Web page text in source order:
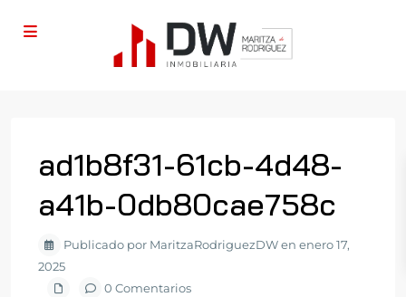
ad1b8f31-61cb-4d48-
a41b-0db80cae758c
Publicado por MaritzaRodriguezDW en enero 17,
2025
0 Comentarios